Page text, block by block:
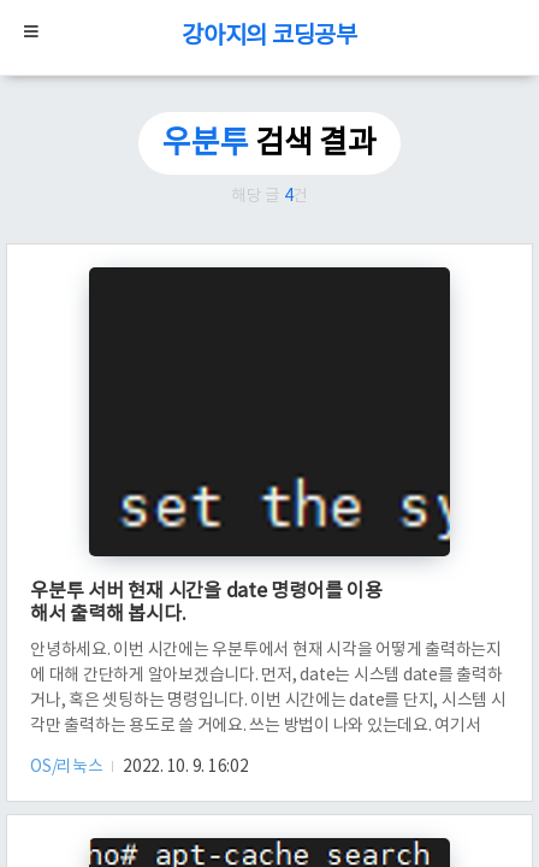
강아지의 코딩공부
우분투 검색 결과
해당 글 4건
우분투 서버 현재 시간을 date 명령어를 이용
해서 출력해 봅시다.
안녕하세요. 이번 시간에는 우분투에서 현재 시각을 어떻게 출력하는지
에 대해 간단하게 알아보겠습니다. 먼저, date는 시스템 date를 출력하
거나, 혹은 셋팅하는 명령입니다. 이번 시간에는 date를 단지, 시스템 시
각만 출력하는 용도로 쓸 거에요. 쓰는 방법이 나와 있는데요. 여기서
1일 0시 0분 0초 UTC로부터 경과된 초를 출력하고 싶습니다. %s 옵션
을 쓰시면 됩니다. 해당 옵션이 seconds since 1970-01-01 00:00:00
date +%s를 입력해 볼까요? 그러면 1665294580이 나옵니다. 이는
OS/리눅스 2022. 10. 9. 16:02